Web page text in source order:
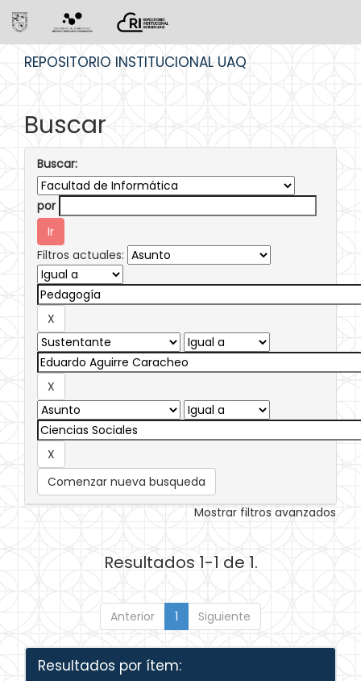
REPOSITORIO INSTITUCIONAL UAQ
Buscar
Buscar:
por
Filtros actuales:
Comenzar nueva busqueda
Mostrar filtros avanzados
Resultados 1-1 de 1.
Anterior 1 Siguiente
Resultados por ítem: